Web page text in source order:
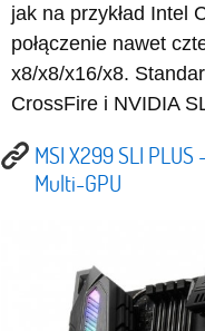
jak na przykład Intel
połączenie nawet
x8/x8/x16/x8.
CrossFire i NVIDIA
MSI X299 SLI
Multi-GPU